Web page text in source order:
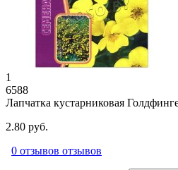
1
6588
Лапчатка кустарниковая
2.80 руб.
0 отзывов отзывов